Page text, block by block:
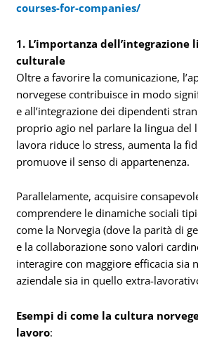
courses-for-companies/
1. L’importanza dell’integrazione
culturale
Oltre a favorire la comunicazione,
norvegese contribuisce in modo
e all’integrazione dei dipendenti
proprio agio nel parlare la lingua del
lavora riduce lo stress, aumenta la
promuove il senso di appartenenza.
Parallelamente, acquisire
comprendere le dinamiche sociali
come la Norvegia (dove la parità di
e la collaborazione sono valori
interagire con maggiore efficacia sia
aziendale sia in quello extra-
Esempi di come la cultura
lavoro: